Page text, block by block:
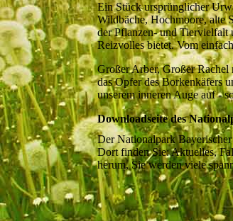
Ein Stück ursprünglicher
Wildbäche, Hochmoore, alte
der Pflanzen- und Tiervielfalt
Reizvolles bietet. Vom
Großer Arber, Großer
das Opfer des Borkenkäfers
unserem inneren Auge auf -
Downloadseite des
Der Nationalpark
Dort finden Sie: Aktuelles,
herum, Sie werden viele